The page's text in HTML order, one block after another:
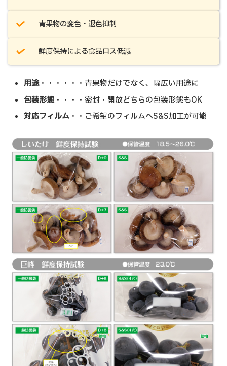
青果物の変色・退色抑制
鮮度保持による食品ロス低減
用途・・・・・・青果物だけでなく、幅広い用途に
包装形態 ・・・・密封・開放どちらの包装形態もOK
対応フィルム ・・ご希望のフィルムへS&S加工が可能